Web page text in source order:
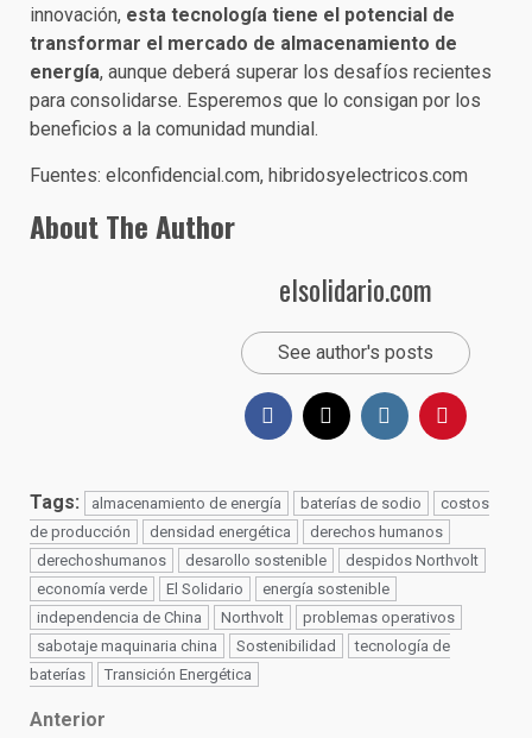
innovación, esta tecnología tiene el potencial de
transformar el mercado de almacenamiento de
energía, aunque deberá superar los desafíos recientes
para consolidarse. Esperemos que lo consigan por los
beneficios a la comunidad mundial.
Fuentes: elconfidencial.com, hibridosyelectricos.com
About The Author
elsolidario.com
See author's posts
Tags: almacenamiento de energía baterías de sodio
costos
de producción
densidad energética
derechos humanos
derechoshumanos
desarollo sostenible
despidos Northvolt
economía verde
El Solidario
energía sostenible
independencia de China
Northvolt
problemas operativos
sabotaje maquinaria china
Sostenibilidad
tecnología de
baterías
Transición Energética
Anterior